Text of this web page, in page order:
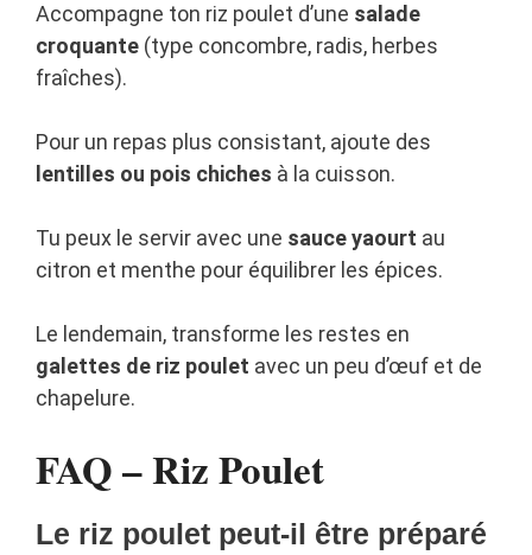
Accompagne ton riz poulet d’une salade
croquante (type concombre, radis, herbes
fraîches).
Pour un repas plus consistant, ajoute des
lentilles ou pois chiches à la cuisson.
Tu peux le servir avec une sauce yaourt au
citron et menthe pour équilibrer les épices.
Le lendemain, transforme les restes en
galettes de riz poulet avec un peu d’œuf et de
chapelure.
FAQ – Riz Poulet
Le riz poulet peut-il être préparé